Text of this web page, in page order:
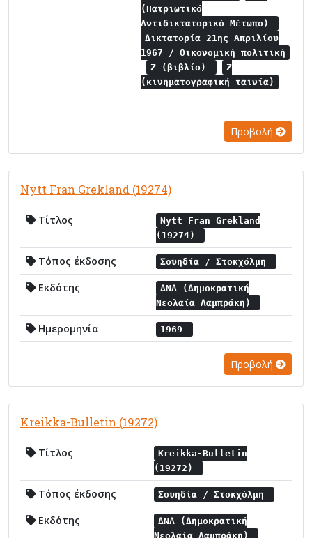
(Πατριωτικό
Αντιδικτατορικό Μέτωπο)
Δικτατορία 21ης Απριλίου
1967 / Οικονομική πολιτική
Ζ (βιβλίο)
Ζ
(κινηματογραφική ταινία)
Προβολή
Nytt Fran Grekland (19274)
Τίτλος
Nytt Fran Grekland
(19274)
Τόπος έκδοσης Σουηδία / Στοκχόλμη
Εκδότης
ΔΝΛ (Δημοκρατική
Νεολαία Λαμπράκη)
Ημερομηνία 1969
Προβολή
Kreikka-Bulletin (19272)
Τίτλος
Kreikka-Bulletin
(19272)
Τόπος έκδοσης Σουηδία / Στοκχόλμη
Εκδότης
ΔΝΛ (Δημοκρατική
Νεολαία Λαμπράκη)